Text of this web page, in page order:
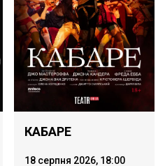
КАБАРЕ
18 серпня 2026, 18:00